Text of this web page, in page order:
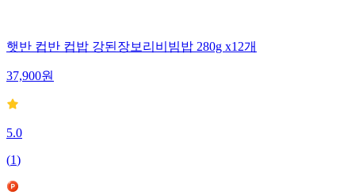
햇반 컵반 컵밥 강된장보리비빔밥 280g x12개
37,900원
5.0
(1)